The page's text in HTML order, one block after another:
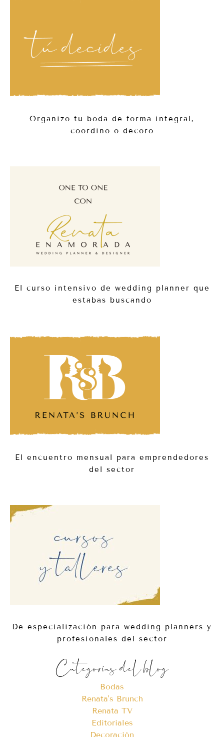
Organizo tu boda de forma integral,
coordino o decoro
El curso intensivo de wedding planner que
estabas buscando
El encuentro mensual para emprendedores
del sector
De especialización para wedding planners y
profesionales del sector
Categorías del blog
Bodas
Renata's Brunch
Renata TV
Editoriales
Decoración